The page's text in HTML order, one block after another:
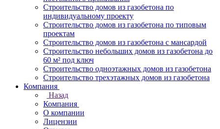
Строительство домов из газобетона по
индивидуальному проекту
Строительство домов из газобетона по типовым
проектам
Строительство домов из газобетона с мансардой
Строительство небольших домов из газобетона до
60 м² под ключ
Строительство одноэтажных домов из газобетона
Строительство трехэтажных домов из газобетона
Компания
Назад
Компания
О компании
Лицензии